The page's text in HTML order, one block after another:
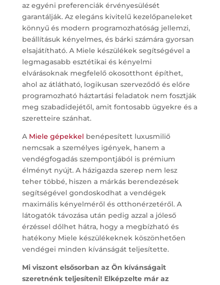
az egyéni preferenciák érvényesülését
garantálják. Az elegáns kivitelű kezelőpaneleket
könnyű és modern programozhatóság jellemzi,
beállításuk kényelmes, és bárki számára gyorsan
elsajátítható. A Miele készülékek segítségével a
legmagasabb esztétikai és kényelmi
elvárásoknak megfelelő okosotthont építhet,
ahol az átlátható, logikusan szerveződő és előre
programozható háztartási feladatok nem fosztják
meg szabadidejétől, amit fontosabb ügyekre és a
szeretteire szánhat.
A Miele gépekkel benépesített luxusmiliő
nemcsak a személyes igények, hanem a
vendégfogadás szempontjából is prémium
élményt nyújt. A házigazda szerep nem lesz
teher többé, hiszen a márkás berendezések
segítségével gondoskodhat a vendégek
maximális kényelméről és otthonérzetéről. A
látogatók távozása után pedig azzal a jóleső
érzéssel dőlhet hátra, hogy a megbízható és
hatékony Miele készülékeknek köszönhetően
vendégei minden kívánságát teljesítette.
Mi viszont elsősorban az Ön kívánságait
szeretnénk teljesíteni! Elképzelte már az